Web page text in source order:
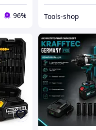
96% Tools-shop